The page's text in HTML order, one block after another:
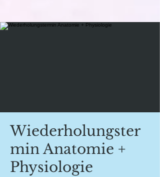
Wiederholungster
min Anatomie +
Physiologie